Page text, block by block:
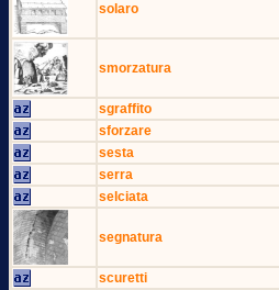
solaro
smorzatura
sgraffito
sforzare
sesta
serra
selciata
segnatura
scuretti